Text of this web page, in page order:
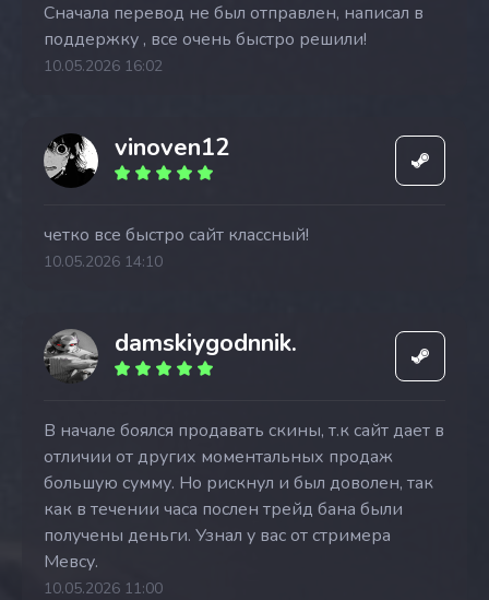
Сначала перевод не был отправлен, написал в
поддержку , все очень быстро решили!
10.05.2026 16:02
vinoven12
четко все быстро сайт классный!
10.05.2026 14:10
damskiygodnnik.
В начале боялся продавать скины, т.к сайт дает в
отличии от других моментальных продаж
большую сумму. Но рискнул и был доволен, так
как в течении часа послен трейд бана были
получены деньги. Узнал у вас от стримера
Мевсу.
10.05.2026 11:00